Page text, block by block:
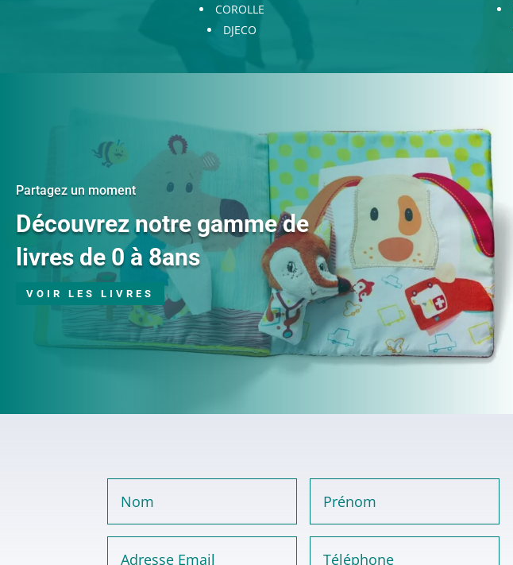
COROLLE
DJECO
Partagez un moment
Découvrez notre gamme de
livres de 0 à 8ans
VOIR LES LIVRES